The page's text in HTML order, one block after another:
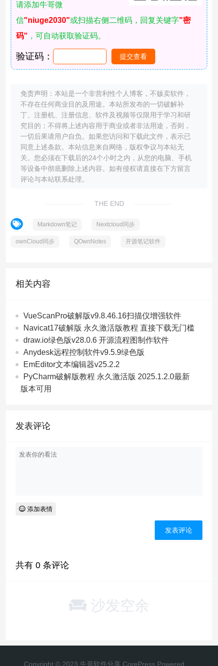
请添加牛哥微
信"niuge2030"或扫描右侧二维码，回复关键字"密
码" ，可自动获取验证码。
验证码：
免责声明：本站是一个非营利性个人博客，不贩卖软件，
不存在任何商业目的及用途。本站所发布的一切破解补
丁、注册机、注册信息、软件及视频等仅限用于学习和研
究目的；不得将上述内容用于商业或者非法用途，否则，
一切后果请用户自负。如果您访问和下载此文件，表示已
同意上述条款。本站信息来自网络，版权争议与本站无
关。您必须在下载后的24个小时之内，从您的电脑、手机
等设备中彻底删除上述内容。如有侵权请直接在下方留言
评论与本站联系处理。
THE END
Markdown笔记 Nextcloud同步
ownCloud同步 QOwnNotes 开源笔记软件
相关内容
VueScanPro破解版v9.8.46.16扫描仪增强软件
Navicat17破解版 永久激活版教程 直接下载无门槛
draw.io绿色版v28.0.6 开源流程图制作软件
Anydesk远程控制软件v9.5.9绿色版
EmEditor文本编辑器v25.2.2
PyCharm破解版教程 永久激活版 2025.1.2.0最新
版本可用
发表评论
添加表情
共有0 条评论
沙发空余
Copyright © 2023 牛哥软件分享 CorePress Powered